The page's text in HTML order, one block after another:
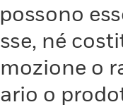
né
o
o